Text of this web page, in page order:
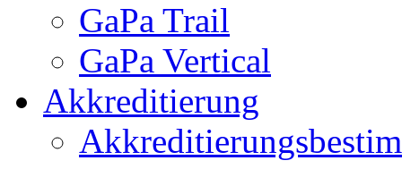
GaPa Trail
GaPa Vertical
Akkreditierung